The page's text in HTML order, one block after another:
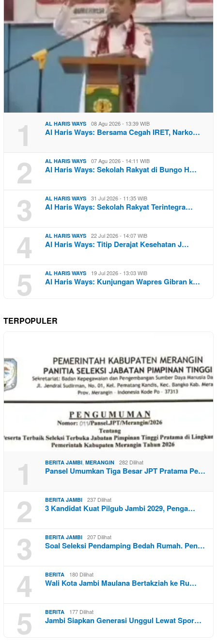
1 AL HARIS WAYS 08 Agu 2026 - 13:39 WIB
Al Haris Ways: Bersama Cegah IRET, Narko…
2 AL HARIS WAYS 07 Agu 2026 - 14:11 WIB
Al Haris Ways: Sekolah Rakyat di Bungo H…
3 AL HARIS WAYS 31 Jul 2026 - 11:35 WIB
Al Haris Ways: Sekolah Rakyat Terintegra…
4 AL HARIS WAYS 22 Jul 2026 - 14:07 WIB
Al Haris Ways: Titip Derajat Kesehatan J…
5 AL HARIS WAYS 19 Jul 2026 - 13:03 WIB
Al Haris Ways: Kunjungan Wapres Gibran k…
TERPOPULER
1 BERITA JAMBI, MERANGIN 282 Dilihat
Pansel Umumkan Tiga Besar JPT Pratama Pe…
2 BERITA JAMBI 237 Dilihat
3 Kandidat Kuat Pilgub Jambi 2029, Penga…
3 BERITA JAMBI 207 Dilihat
Soal Seleksi Pendamping Bedah Rumah. Pen…
4 BERITA 180 Dilihat
Wali Kota Jambi Maulana Bertakziah ke Ru…
5 BERITA 177 Dilihat
Jambi Siapkan Generasi Unggul Lewat Spor…